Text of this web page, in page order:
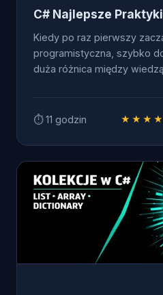
C# Najlepsze
Kiedy po raz pierwszy
programistyczna, szybko
duża różnica między
⏱ 11 godzin
OD ZERA DO .NET